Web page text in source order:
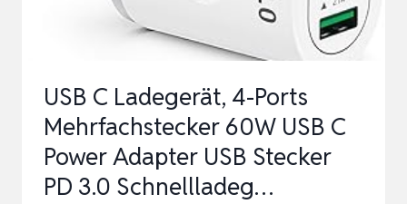
IPHONE
17/16/15/16
…
USB C Ladegerät, 4-Ports
Mehrfachstecker 60W USB C
Power Adapter USB Stecker
PD 3.0 Schnellladeg…